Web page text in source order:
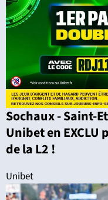
Sochaux - Saint-
Unibet en
de la L2 !
Unibet